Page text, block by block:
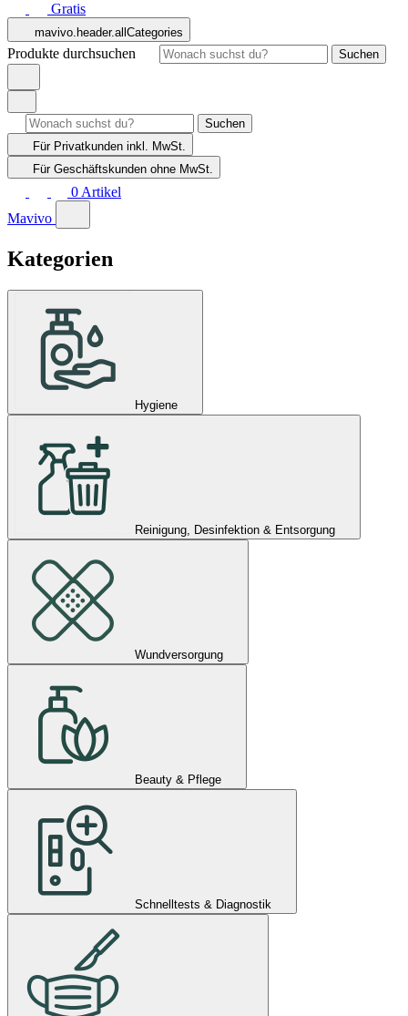
Gratis
mavivo.header.allCategories
Produkte durchsuchen Suchen
Suchen
Für Privatkunden inkl. MwSt.
Für Geschäftskunden ohne MwSt.
0 Artikel
Mavivo
Kategorien
Hygiene
Reinigung, Desinfektion & Entsorgung
Wundversorgung
Beauty & Pflege
Schnelltests & Diagnostik